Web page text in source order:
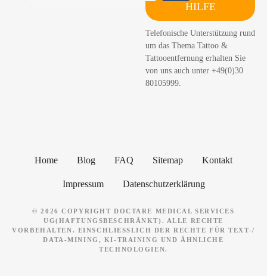
HILFE
Telefonische Unterstützung rund
um das Thema Tattoo &
Tattooentfernung erhalten Sie
von uns auch unter +49(0)30
80105999.
Home Blog FAQ Sitemap Kontakt
Impressum Datenschutzerklärung
© 2026 COPYRIGHT DOCTARE MEDICAL SERVICES
UG(HAFTUNGSBESCHRÄNKT). ALLE RECHTE
VORBEHALTEN. EINSCHLIESSLICH DER RECHTE FÜR TEXT-/ D
ATA-MINING, KI-TRAINING UND ÄHNLICHE T
ECHNOLOGIEN.